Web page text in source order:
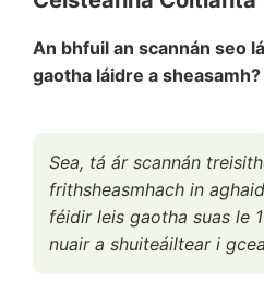
An bhfuil an scannán seo
gaotha láidre a sheasamh?
Sea, tá ár scannán
frithsheasmhach in
féidir leis gaotha suas le
nuair a shuiteáiltear i